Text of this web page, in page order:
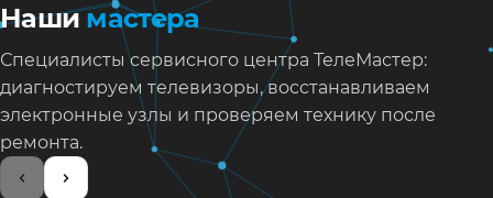
Нашимастера
Специалисты сервисного центра ТелеМастер:
диагностируем телевизоры, восстанавливаем
электронные узлы и проверяем технику после
ремонта.